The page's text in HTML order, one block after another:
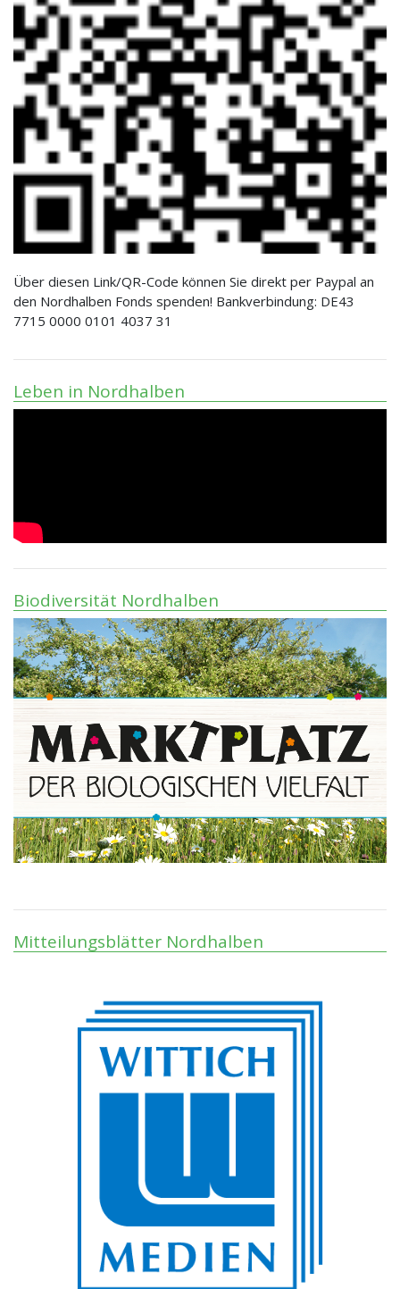
Über diesen Link/QR-Code können Sie direkt per Paypal an
den Nordhalben Fonds spenden! Bankverbindung: DE43
7715 0000 0101 4037 31
Leben in Nordhalben
Biodiversität Nordhalben
Mitteilungsblätter Nordhalben